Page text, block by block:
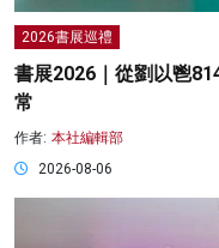
2026書展巡禮
書展2026｜從劉以鬯
常
作者: 本社編輯部
2026-08-06